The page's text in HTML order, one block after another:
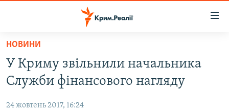
Перейти
основного
матеріалу
Перейти
до
ВОДА.КРИМ
ВІДЕО ТА ФОТО
ПОЛІТИКА
НОВИНИ
У Криму звільнили начальника
Служби фінансового нагляду
24 жовтень 2017, 16:24